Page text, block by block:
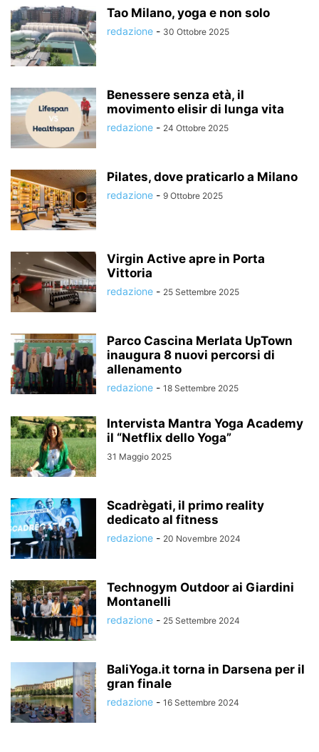
Tao Milano, yoga e non solo
redazione - 30 Ottobre 2025
Benessere senza età, il
movimento elisir di lunga vita
redazione - 24 Ottobre 2025
Pilates, dove praticarlo a Milano
redazione - 9 Ottobre 2025
Virgin Active apre in Porta
Vittoria
redazione - 25 Settembre 2025
Parco Cascina Merlata UpTown
inaugura 8 nuovi percorsi di
allenamento
redazione - 18 Settembre 2025
Intervista Mantra Yoga Academy
il “Netflix dello Yoga”
31 Maggio 2025
Scadrègati, il primo reality
dedicato al fitness
redazione - 20 Novembre 2024
Technogym Outdoor ai Giardini
Montanelli
redazione - 25 Settembre 2024
BaliYoga.it torna in Darsena per il
gran finale
redazione - 16 Settembre 2024